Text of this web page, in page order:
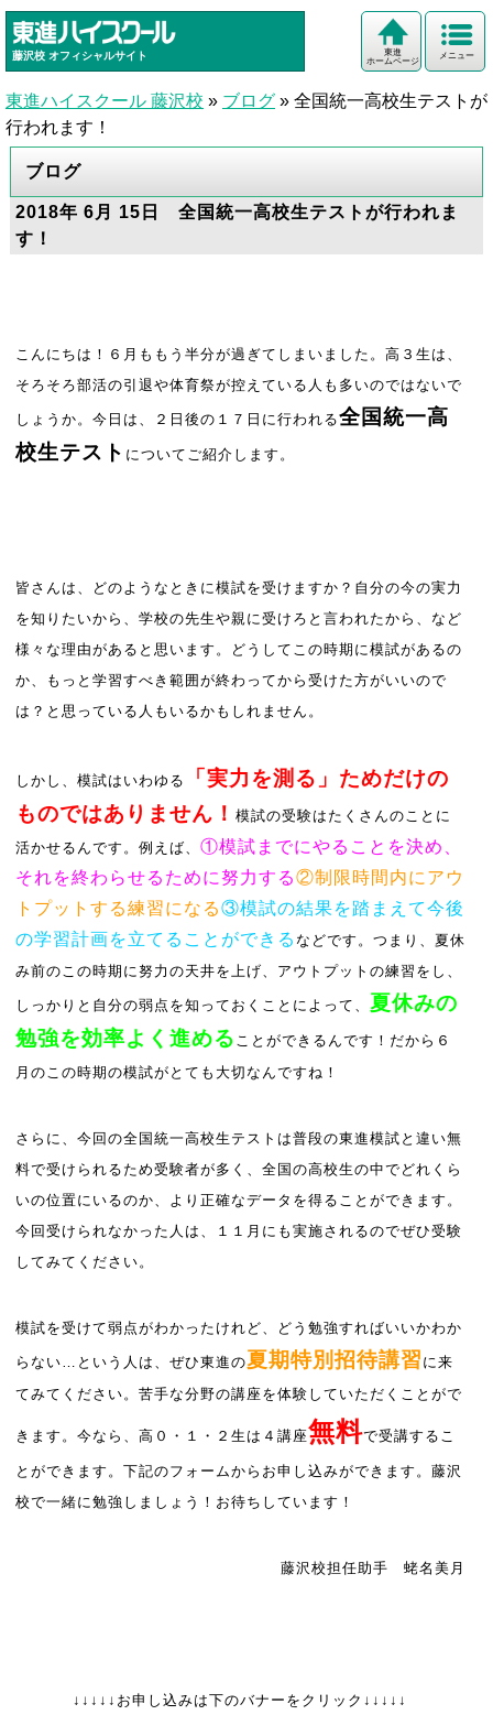
藤沢校 オフィシャルサイト メニュー
東進
ホームページ
東進ハイスクール 藤沢校 » ブログ » 全国統一高校生テストが
行われます！
ブログ
2018年 6月 15日 全国統一高校生テストが行われま
す！
こんにちは！６月ももう半分が過ぎてしまいました。高３生は、
そろそろ部活の引退や体育祭が控えている人も多いのではないで
しょうか。今日は、２日後の１７日に行われる全国統一高
校生テスト についてご紹介します。
皆さんは、どのようなときに模試を受けますか？自分の今の実力
を知りたいから、学校の先生や親に受けろと言われたから、など
様々な理由があると思います。どうしてこの時期に模試があるの
か、もっと学習すべき範囲が終わってから受けた方がいいので
は？と思っている人もいるかもしれません。
しかし、模試はいわゆる
「実力を測る」ためだけの
ものではありません！ 模試の受験はたくさんのことに
活かせるんです。例えば、 ①模試までにやることを決め、
それを終わらせるために努力する②制限時間内にアウ
トプットする練習になる③模試の結果を踏まえて今後
の学習計画を立てることができる などです。つまり、夏休
み前のこの時期に努力の天井を上げ、アウトプットの練習をし、
しっかりと自分の弱点を知っておくことによって、 夏休みの
勉強を効率よく進める ことができるんです！だから６
月のこの時期の模試がとても大切なんですね！
さらに、今回の全国統一高校生テストは普段の東進模試と違い無
料で受けられるため受験者が多く、全国の高校生の中でどれくら
いの位置にいるのか、より正確なデータを得ることができます。
今回受けられなかった人は、１１月にも実施されるのでぜひ受験
してみてください。
模試を受けて弱点がわかったけれど、どう勉強すればいいかわか
らない…という人は、ぜひ東進の夏期特別招待講習 に来
てみてください。苦手な分野の講座を体験していただくことがで
きます。今なら、高０・１・２生は ４講座無料で受講するこ
とができます。下記のフォームからお申し込みができます。藤沢
校で一緒に勉強しましょう！お待ちしています！
藤沢校担任助手 蛯名美月
↓↓↓↓↓お申し込みは下のバナーをクリック↓↓↓↓↓